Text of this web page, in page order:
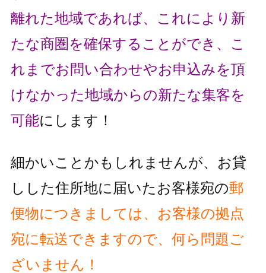
離れた地域であれば、これにより 新
たな商圏を確保することができ、こ
れまでお問い合わせやお申込みを頂
けなかった地域からの新たな集客を
可能にします！
細かいことかもしれませんが、お貸
しした住所地に届いたお客様宛の郵
便物につきましては、お客様の拠点
宛に転送できますので、何ら問題ご
ざいません！